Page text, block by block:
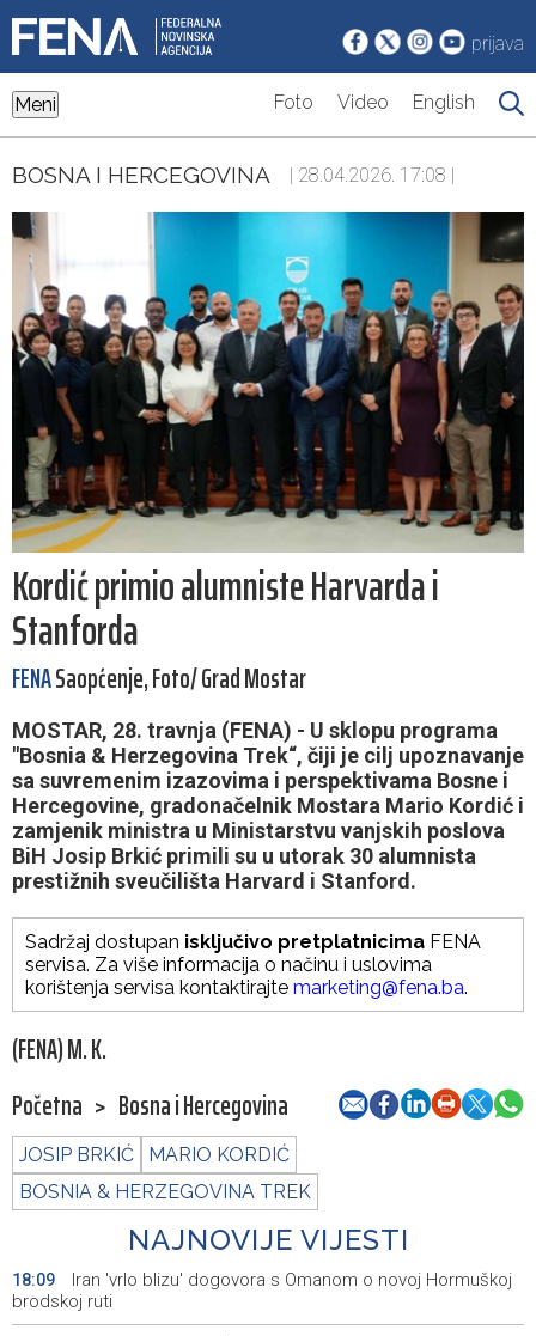
prijava
Meni Foto Video English
BOSNA I HERCEGOVINA | 28.04.2026. 17:08 |
Kordić primio alumniste Harvarda i
Stanforda
FENASaopćenje, Foto/ Grad Mostar
MOSTAR, 28. travnja (FENA) - U sklopu programa
"Bosnia & Herzegovina Trek“, čiji je cilj upoznavanje
sa suvremenim izazovima i perspektivama Bosne i
Hercegovine, gradonačelnik Mostara Mario Kordić i
zamjenik ministra u Ministarstvu vanjskih poslova
BiH Josip Brkić primili su u utorak 30 alumnista
prestižnih sveučilišta Harvard i Stanford.
Sadržaj dostupan isključivo pretplatnicima FENA
servisa. Za više informacija o načinu i uslovima
korištenja servisa kontaktirajte marketing@fena.ba.
(FENA) M. K.
Početna > Bosna i Hercegovina
JOSIP BRKIĆ
MARIO KORDIĆ
BOSNIA & HERZEGOVINA TREK
NAJNOVIJE VIJESTI
18:09
Iran 'vrlo blizu' dogovora s Omanom o novoj Hormuškoj
brodskoj ruti